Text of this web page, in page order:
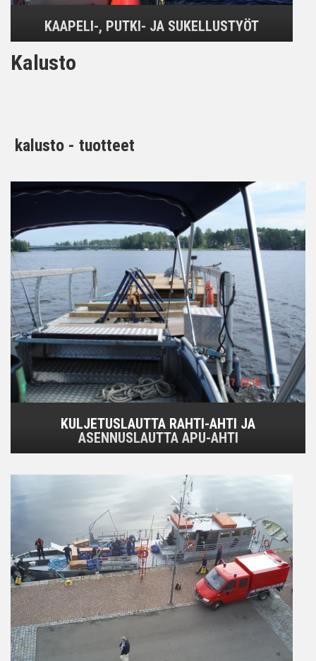
KAAPELI-, PUTKI- JA SUKELLUSTYÖT
Kalusto
kalusto - tuotteet
KULJETUSLAUTTA RAHTI-AHTI JA
ASENNUSLAUTTA APU-AHTI